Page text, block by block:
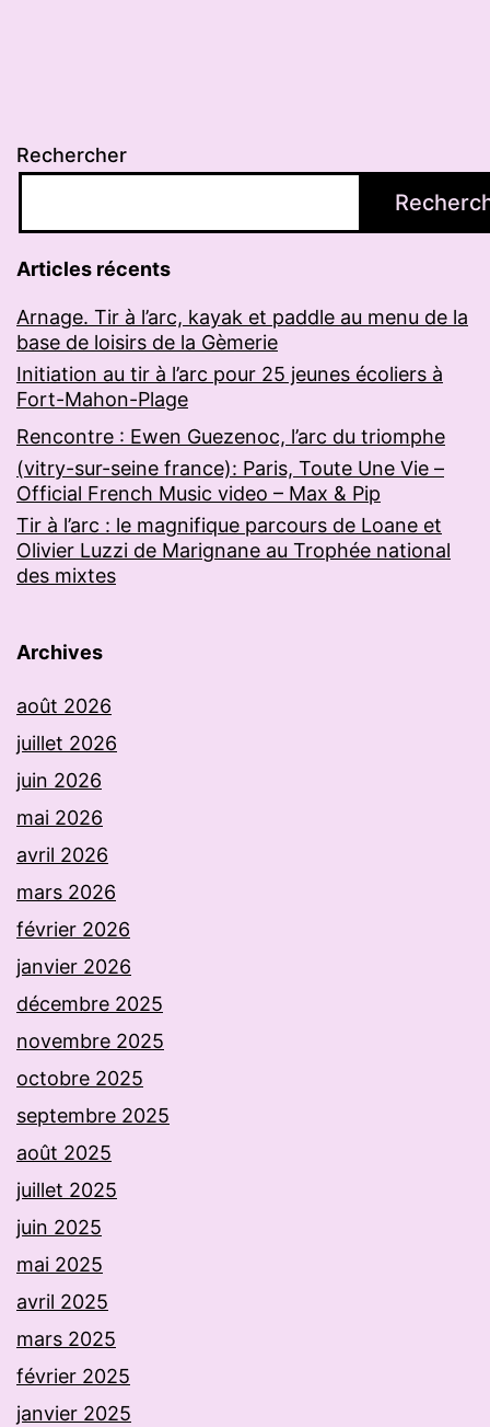
Rechercher
Articles récents
Arnage. Tir à l’arc, kayak et paddle au menu de la
base de loisirs de la Gèmerie
Initiation au tir à l’arc pour 25 jeunes écoliers à
Fort-Mahon-Plage
Rencontre : Ewen Guezenoc, l’arc du triomphe
(vitry-sur-seine france): Paris, Toute Une Vie –
Official French Music video – Max & Pip
Tir à l’arc : le magnifique parcours de Loane et
Olivier Luzzi de Marignane au Trophée national
des mixtes
Archives
août 2026
juillet 2026
juin 2026
mai 2026
avril 2026
mars 2026
février 2026
janvier 2026
décembre 2025
novembre 2025
octobre 2025
septembre 2025
août 2025
juillet 2025
juin 2025
mai 2025
avril 2025
mars 2025
février 2025
janvier 2025